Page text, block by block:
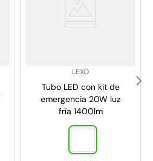
LEXO
Tubo LED con kit de
emergencia 20W luz
fría 1400lm